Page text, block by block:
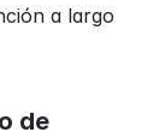
a largo
de